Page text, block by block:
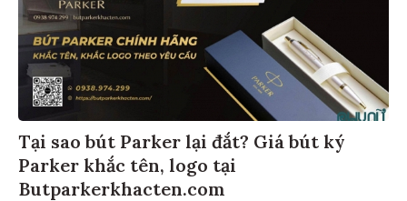
Tại sao bút Parker lại đắt? Giá bút ký
Parker khắc tên, logo tại
Butparkerkhacten.com